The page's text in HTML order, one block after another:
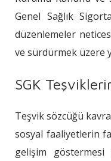
Genel Sağlık
düzenlemeler
ve sürdürmek üzere
SGK
Teşvik sözcüğü
sosyal faaliyetlerin
gelişim göstermesi